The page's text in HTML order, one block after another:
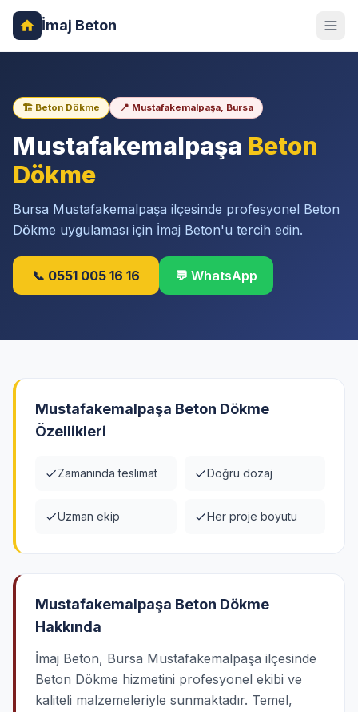
İmaj Beton
🏗️ Beton Dökme 📍 Mustafakemalpaşa, Bursa
Mustafakemalpaşa Beton
Dökme
Bursa Mustafakemalpaşa ilçesinde profesyonel Beton
Dökme uygulaması için İmaj Beton'u tercih edin.
📞 0551 005 16 16 💬 WhatsApp
Mustafakemalpaşa Beton Dökme
Özellikleri
Zamanında teslimat Doğru dozaj
Uzman ekip Her proje boyutu
Mustafakemalpaşa Beton Dökme
Hakkında
İmaj Beton, Bursa Mustafakemalpaşa ilçesinde
Beton Dökme hizmetini profesyonel ekibi ve
kaliteli malzemeleriyle sunmaktadır. Temel,